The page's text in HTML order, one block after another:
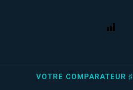
VOTRE COMPARATEUR